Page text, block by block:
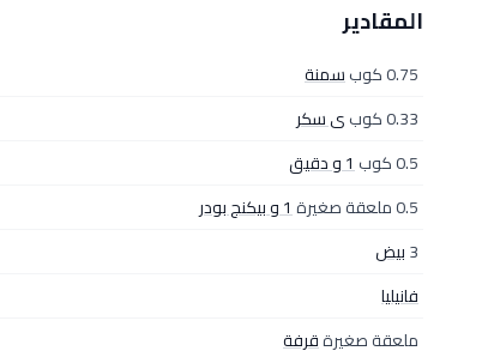
المقادير
0.75 كوب
سمنة
0.33 كوب
ى سكر
0.5 كوب
1 و دقيق
0.5 ملعقة صغيرة
1 و بيكنج بودر
3بيض
فانيليا
ملعقة صغيرةقرفة